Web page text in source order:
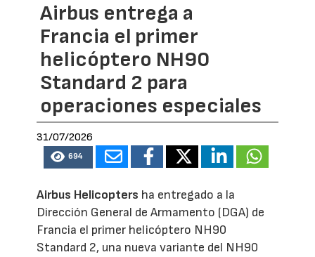
Airbus entrega a
Francia el primer
helicóptero NH90
Standard 2 para
operaciones especiales
31/07/2026
694
Airbus Helicopters ha entregado a la
Dirección General de Armamento (DGA) de
Francia el primer helicóptero NH90
Standard 2, una nueva variante del NH90